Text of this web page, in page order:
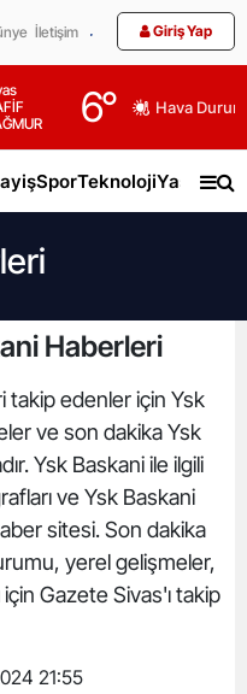
İletişim Giriş Yap
6° Hava
SporTeknolojiYaşam
Haberleri
takip edenler için Ysk
ve son dakika Ysk
Ysk Baskani ile ilgili
ve Ysk Baskani
sitesi. Son dakika
yerel gelişmeler,
Gazete Sivas'ı takip
21:55